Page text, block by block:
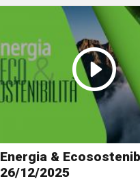
Energia &
26/12/2025